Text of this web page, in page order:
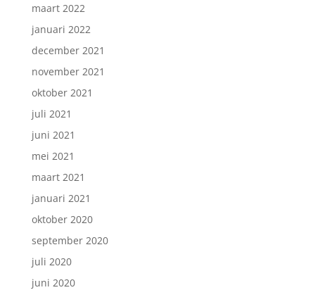
maart 2022
januari 2022
december 2021
november 2021
oktober 2021
juli 2021
juni 2021
mei 2021
maart 2021
januari 2021
oktober 2020
september 2020
juli 2020
juni 2020